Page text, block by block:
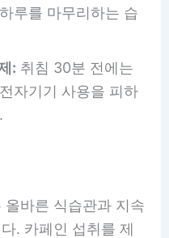
루를 마무리하는 습
: 취침 30분 전에는
자기기 사용을 피하
바른 식습관과 지속
. 카페인 섭취를 제